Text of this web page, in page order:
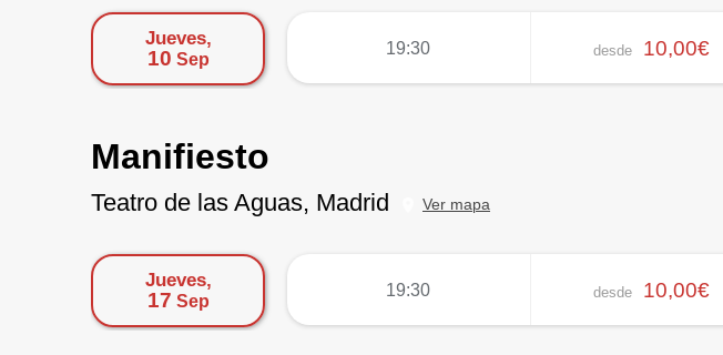
Jueves,
10 Sep
19:30 desde 10,00€
Manifiesto
Teatro de las Aguas, Madrid Ver mapa
Jueves,
17 Sep
19:30 desde 10,00€